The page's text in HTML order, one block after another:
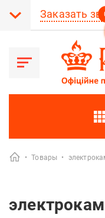
Заказать
• Товары •